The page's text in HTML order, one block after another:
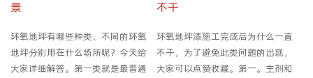
景
环氧地坪有哪些种类、不同的环氧
地坪分别用在什么场所呢？今天给
大家详细解答。第一类就是最普通
不干
环氧地坪漆施工完成后为什么一直
不干，为了避免此类问题的出现，
大家可以点赞收藏。第一。主剂和